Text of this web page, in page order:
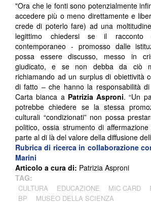
"Ora che le fonti sono potenzialmente
accedere più o meno direttamente e
crede di poterlo fare) ad una
legittimo chiedersi se il
contemporaneo - promosso dalle
possa essere discusso, messo in
giudicato, e se non debba da ciò
richiamando ad un surplus di obiettività
di fatto – che hanno la responsabilità di
Carta bianca a Patrizia Asproni. “Un
potrebbe chiedere se la stessa
culturali “condizionati” non possa
politico, ossia strumento di
parte al di là del valore della diffusione
Rubrica di ricerca in collaborazione
Marini
Articolo a cura di: Patrizia Asproni
TAG:
CULTURA EDUCAZIONE MIC CARD
BP
MUSEO DELLA SCIENZA